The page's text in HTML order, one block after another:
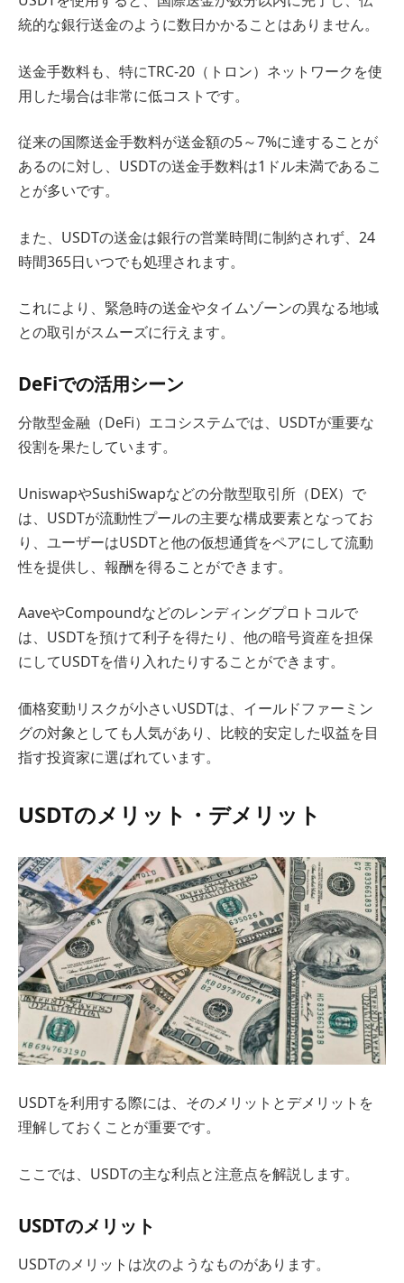
統的な銀行送金のように数日かかることはありません。
送金手数料も、特にTRC-20（トロン）ネットワークを使
用した場合は非常に低コストです。
従来の国際送金手数料が送金額の5～7%に達することが
あるのに対し、USDTの送金手数料は1ドル未満であるこ
とが多いです。
また、USDTの送金は銀行の営業時間に制約されず、24
時間365日いつでも処理されます。
これにより、緊急時の送金やタイムゾーンの異なる地域
との取引がスムーズに行えます。
DeFiでの活用シーン
分散型金融（DeFi）エコシステムでは、USDTが重要な
役割を果たしています。
UniswapやSushiSwapなどの分散型取引所（DEX）で
は、USDTが流動性プールの主要な構成要素となってお
り、ユーザーはUSDTと他の仮想通貨をペアにして流動
性を提供し、報酬を得ることができます。
AaveやCompoundなどのレンディングプロトコルで
は、USDTを預けて利子を得たり、他の暗号資産を担保
にしてUSDTを借り入れたりすることができます。
価格変動リスクが小さいUSDTは、イールドファーミン
グの対象としても人気があり、比較的安定した収益を目
指す投資家に選ばれています。
USDTのメリット・デメリット
USDTを利用する際には、そのメリットとデメリットを
理解しておくことが重要です。
ここでは、USDTの主な利点と注意点を解説します。
USDTのメリット
USDTのメリットは次のようなものがあります。